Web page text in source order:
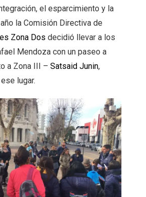
el esparcimiento y la
la Comisión Directiva de
Zona Dos decidió llevar a los
Mendoza con un paseo a
a Zona III – Satsaid Junin,
lugar.